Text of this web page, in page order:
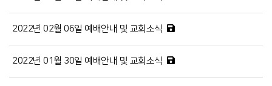
2022년 02월 06일 예배안내 및 교회소식
2022년 01월 30일 예배안내 및 교회소식